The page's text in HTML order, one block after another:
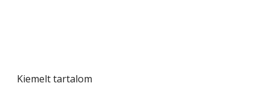
Kiemelt tartalom